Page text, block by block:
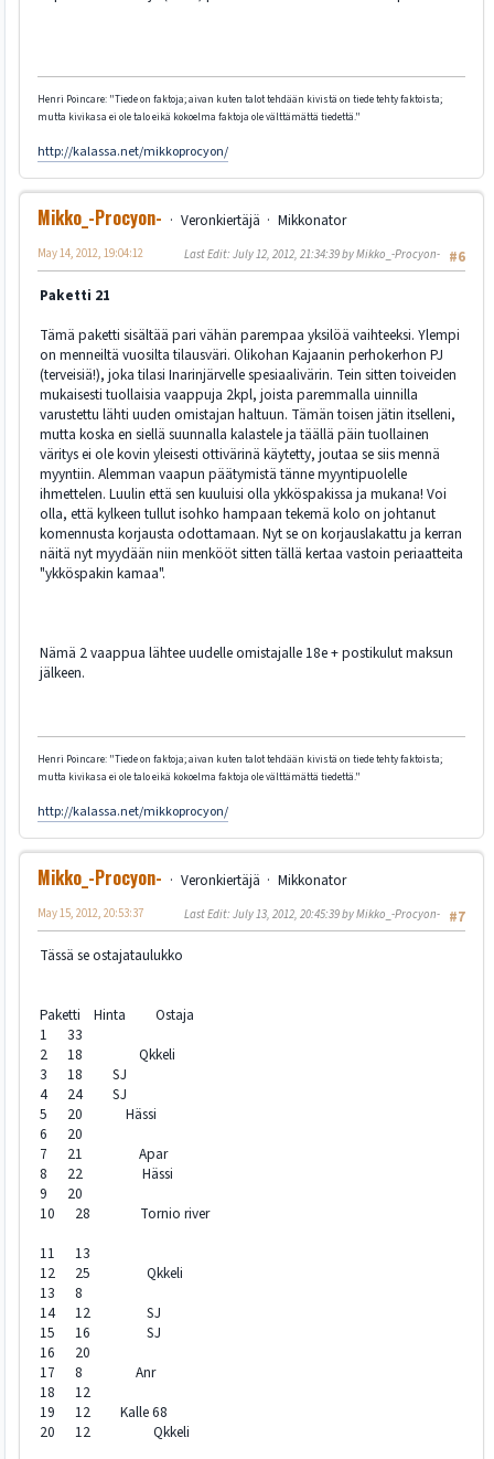
Henri Poincare: "Tiede on faktoja; aivan kuten talot tehdään kivistä on tiede tehty faktoista;
mutta kivikasa ei ole talo eikä kokoelma faktoja ole välttämättä tiedettä."
http://kalassa.net/mikkoprocyon/
Mikko_-Procyon- Veronkiertäjä
Mikkonator
#6
May 14, 2012, 19:04:12 Last Edit: July 12, 2012, 21:34:39 by Mikko_-Procyon-
Paketti 21
Tämä paketti sisältää pari vähän parempaa yksilöä vaihteeksi. Ylempi
on menneiltä vuosilta tilausväri. Olikohan Kajaanin perhokerhon PJ
(terveisiä!), joka tilasi Inarinjärvelle spesiaalivärin. Tein sitten toiveiden
mukaisesti tuollaisia vaappuja 2kpl, joista paremmalla uinnilla
varustettu lähti uuden omistajan haltuun. Tämän toisen jätin itselleni,
mutta koska en siellä suunnalla kalastele ja täällä päin tuollainen
väritys ei ole kovin yleisesti ottivärinä käytetty, joutaa se siis mennä
myyntiin. Alemman vaapun päätymistä tänne myyntipuolelle
ihmettelen. Luulin että sen kuuluisi olla ykköspakissa ja mukana! Voi
olla, että kylkeen tullut isohko hampaan tekemä kolo on johtanut
komennusta korjausta odottamaan. Nyt se on korjauslakattu ja kerran
näitä nyt myydään niin menkööt sitten tällä kertaa vastoin periaatteita
"ykköspakin kamaa".
Nämä 2 vaappua lähtee uudelle omistajalle 18e + postikulut maksun
jälkeen.
Henri Poincare: "Tiede on faktoja; aivan kuten talot tehdään kivistä on tiede tehty faktoista;
mutta kivikasa ei ole talo eikä kokoelma faktoja ole välttämättä tiedettä."
http://kalassa.net/mikkoprocyon/
Mikko_-Procyon- Veronkiertäjä
Mikkonator
#7
May 15, 2012, 20:53:37 Last Edit: July 13, 2012, 20:45:39 by Mikko_-Procyon-
Tässä se ostajataulukko
Paketti Hinta Ostaja
1 33
2 18 Qkkeli
3 18 SJ
4 24 SJ
5 20 Hässi
6 20
7 21 Apar
8 22 Hässi
9 20
10 28 Tornio river
11 13
12 25 Qkkeli
13 8
14 12 SJ
15 16 SJ
16 20
17 8 Anr
18 12
19 12 Kalle 68
20 12 Qkkeli